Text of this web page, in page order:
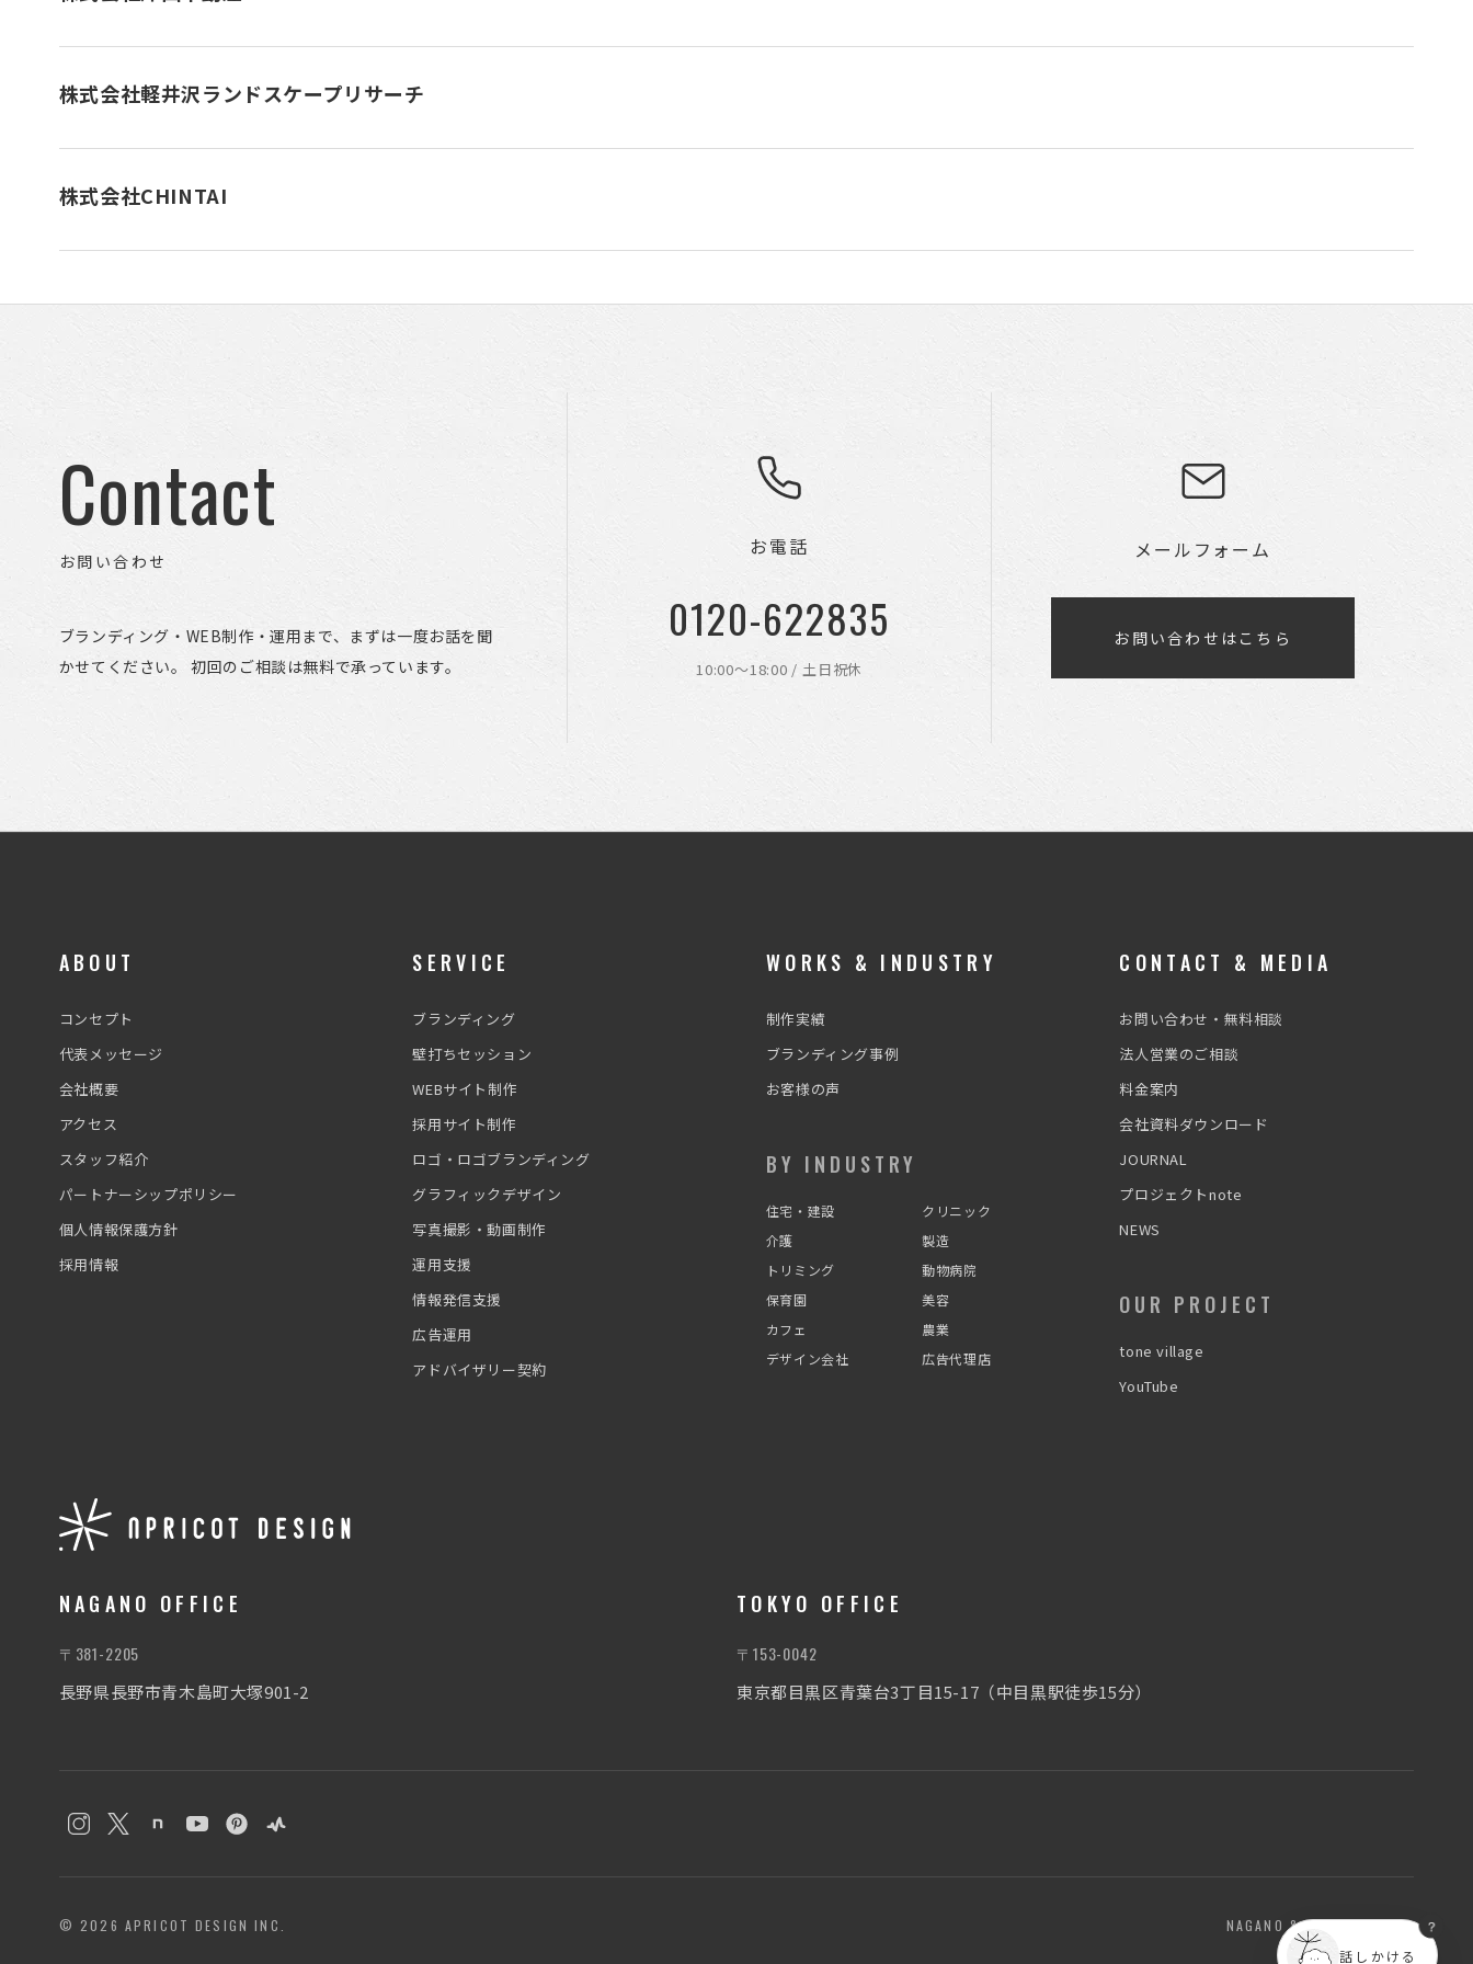
株式会社軽井沢ランドスケープリサーチ
株式会社CHINTAI
Contact
お問い合わせ
ブランディング・WEB制作・運用まで、まずは一度お話を聞
かせてください。 初回のご相談は無料で承っています。
お電話
0120-622835
10:00〜18:00 / 土日祝休
メールフォーム
お問い合わせはこちら
ABOUT
コンセプト
代表メッセージ
会社概要
アクセス
スタッフ紹介
パートナーシップポリシー
個人情報保護方針
採用情報
SERVICE
ブランディング
壁打ちセッション
WEBサイト制作
採用サイト制作
ロゴ・ロゴブランディング
グラフィックデザイン
写真撮影・動画制作
運用支援
情報発信支援
広告運用
アドバイザリー契約
WORKS & INDUSTRY
制作実績
ブランディング事例
お客様の声
BY INDUSTRY
住宅・建設
クリニック
介護
製造
トリミング
動物病院
保育園
美容
カフェ
農業
デザイン会社
広告代理店
CONTACT & MEDIA
お問い合わせ・無料相談
法人営業のご相談
料金案内
会社資料ダウンロード
JOURNAL
プロジェクトnote
NEWS
OUR PROJECT
tone village
YouTube
NAGANO OFFICE
〒381-2205
長野県長野市青木島町大塚901-2
TOKYO OFFICE
〒153-0042
東京都目黒区青葉台3丁目15-17（中目黒駅徒歩15分）
© 2026 APRICOT DESIGN INC.
NAGANO & TOKYO / JAPAN
話しかける
？